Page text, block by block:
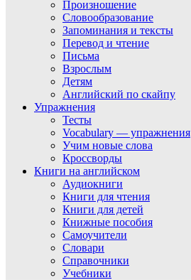
Произношение
Словообразование
Запоминания и тексты
Перевод и чтение
Письма
Взрослым
Детям
Английский по скайпу
Упражнения
Тесты
Vocabulary — упражнения
Учим новые слова
Кроссворды
Книги на английском
Аудиокниги
Книги для чтения
Книги для детей
Книжные пособия
Самоучители
Словари
Справочники
Учебники